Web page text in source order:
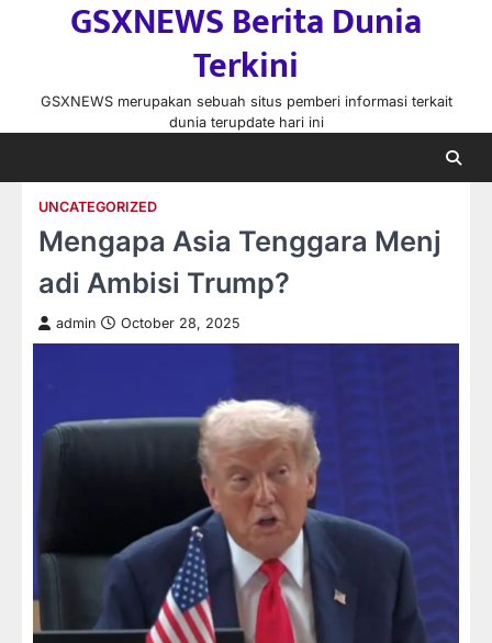
GSXNEWS Berita Dunia
Terkini
GSXNEWS merupakan sebuah situs pemberi informasi terkait
dunia terupdate hari ini
UNCATEGORIZED
Mengapa Asia Tenggara Menj
adi Ambisi Trump?
admin October 28, 2025